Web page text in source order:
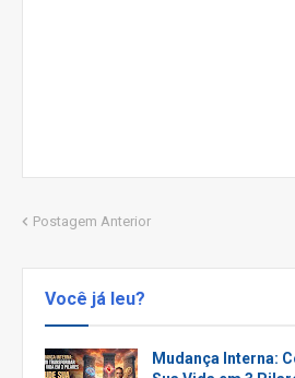
Postagem Anterior
Você já leu?
Mudança Interna: